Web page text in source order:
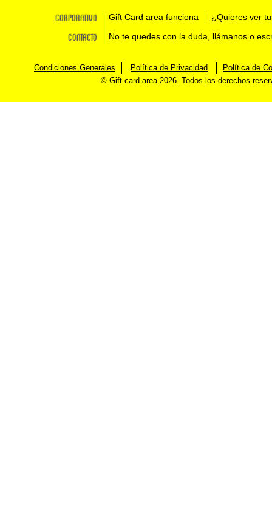
Corporativo Gift Card area funciona ¿Quieres ver
Contacto No te quedes con la duda, llámanos o
Condiciones Generales Política de Privacidad
Política de
© Gift card area 2026. Todos los derechos